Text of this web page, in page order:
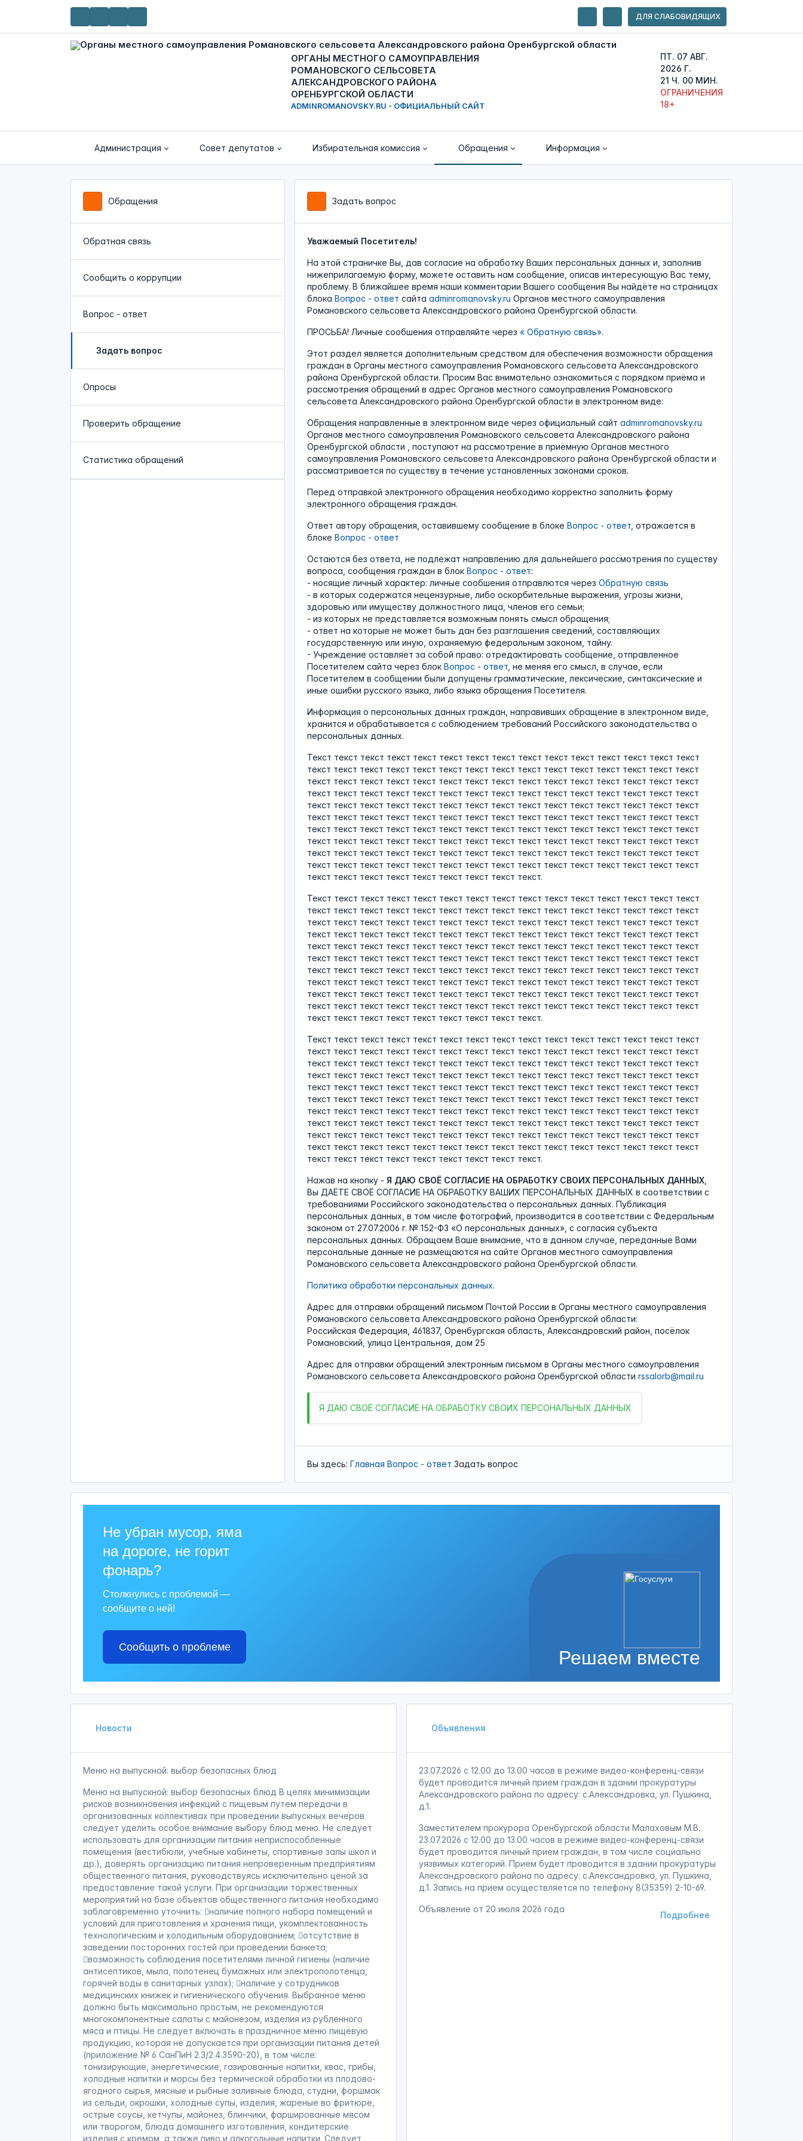
ДЛЯ СЛАБОВИДЯЩИХ
ОРГАНЫ МЕСТНОГО САМОУПРАВЛЕНИЯ
РОМАНОВСКОГО СЕЛЬСОВЕТА
АЛЕКСАНДРОВСКОГО РАЙОНА
ОРЕНБУРГСКОЙ ОБЛАСТИ
ADMINROMANOVSKY.RU - ОФИЦИАЛЬНЫЙ САЙТ
ПТ. 07 АВГ.
2026 Г.
21 Ч. 00 МИН.
ОГРАНИЧЕНИЯ
18+
Администрация Совет депутатов Избирательная комиссия Обращения Информация
Обращения
Обратная связь
Сообщить о коррупции
Вопрос - ответ
Задать вопрос
Опросы
Проверить обращение
Статистика обращений
Задать вопрос
Уважаемый Посетитель!
На этой страничке Вы, дав согласие на обработку Ваших персональных данных и, заполнив
нижеприлагаемую форму, можете оставить нам сообщение, описав интересующую Вас тему,
проблему. В ближайшее время наши комментарии Вашего сообщения Вы найдёте на страницах
блока Вопрос - ответ сайта adminromanovsky.ru Органов местного самоуправления
Романовского сельсовета Александровского района Оренбургской области.
ПРОСЬБА! Личные сообшения отправляйте через «Обратную связь».
Этот раздел является дополнительным средством для обеспечения возможности обращения
граждан в Органы местного самоуправления Романовского сельсовета Александровского
района Оренбургской области. Просим Вас внимательно ознакомиться с порядком приёма и
рассмотрения обращений в адрес Органов местного самоуправления Романовского
сельсовета Александровского района Оренбургской области в электронном виде:
Обращения направленные в электронном виде через официальный сайт adminromanovsky.ru
Органов местного самоуправления Романовского сельсовета Александровского района
Оренбургской области , поступают на рассмотрение в приёмную Органов местного
самоуправления Романовского сельсовета Александровского района Оренбургской области и
рассматривается по существу в течение установленных законами сроков.
Перед отправкой электронного обращения необходимо корректно заполнить форму
электронного обращения граждан.
Ответ автору обращения, оставившему сообщение в блоке Вопрос - ответ, отражается в
блоке Вопрос - ответ
Остаются без ответа, не подлежат направлению для дальнейшего рассмотрения по существу
вопроса, сообщения граждан в блок Вопрос - ответ:
- носящие личный характер: личные сообшения отправлются через Обратную связь
- в которых содержатся нецензурные, либо оскорбительные выражения, угрозы жизни,
здоровью или имуществу должностного лица, членов его семьи;
- из которых не представляется возможным понять смысл обращения;
- ответ на которые не может быть дан без разглашения сведений, составляющих
государственную или иную, охраняемую федеральным законом, тайну.
- Учреждение оставляет за собой право: отредактировать сообщение, отправленное
Посетителем сайта через блок Вопрос - ответ, не меняя его смысл, в случае, если
Посетителем в сообщении были допущены грамматические, лексические, синтаксические и
иные ошибки русского языка, либо языка обращения Посетителя.
Информация о персональных данных граждан, направивших обращение в электронном виде,
хранится и обрабатывается с соблюдением требований Российского законодательства о
персональных данных.
Текст текст текст текст текст текст текст текст текст текст текст текст текст текст текст
текст текст текст текст текст текст текст текст текст текст текст текст текст текст текст
текст текст текст текст текст текст текст текст текст текст текст текст текст текст текст
текст текст текст текст текст текст текст текст текст текст текст текст текст текст текст
текст текст текст текст текст текст текст текст текст текст текст текст текст текст текст
текст текст текст текст текст текст текст текст текст текст текст текст текст текст текст
текст текст текст текст текст текст текст текст текст текст текст текст текст текст текст
текст текст текст текст текст текст текст текст текст текст текст текст текст текст текст
текст текст текст текст текст текст текст текст текст текст текст текст текст текст текст
текст текст текст текст текст текст текст текст текст текст текст текст текст текст текст
текст текст текст текст текст текст текст текст текст.
Текст текст текст текст текст текст текст текст текст текст текст текст текст текст текст
текст текст текст текст текст текст текст текст текст текст текст текст текст текст текст
текст текст текст текст текст текст текст текст текст текст текст текст текст текст текст
текст текст текст текст текст текст текст текст текст текст текст текст текст текст текст
текст текст текст текст текст текст текст текст текст текст текст текст текст текст текст
текст текст текст текст текст текст текст текст текст текст текст текст текст текст текст
текст текст текст текст текст текст текст текст текст текст текст текст текст текст текст
текст текст текст текст текст текст текст текст текст текст текст текст текст текст текст
текст текст текст текст текст текст текст текст текст текст текст текст текст текст текст
текст текст текст текст текст текст текст текст текст текст текст текст текст текст текст
текст текст текст текст текст текст текст текст текст.
Текст текст текст текст текст текст текст текст текст текст текст текст текст текст текст
текст текст текст текст текст текст текст текст текст текст текст текст текст текст текст
текст текст текст текст текст текст текст текст текст текст текст текст текст текст текст
текст текст текст текст текст текст текст текст текст текст текст текст текст текст текст
текст текст текст текст текст текст текст текст текст текст текст текст текст текст текст
текст текст текст текст текст текст текст текст текст текст текст текст текст текст текст
текст текст текст текст текст текст текст текст текст текст текст текст текст текст текст
текст текст текст текст текст текст текст текст текст текст текст текст текст текст текст
текст текст текст текст текст текст текст текст текст текст текст текст текст текст текст
текст текст текст текст текст текст текст текст текст текст текст текст текст текст текст
текст текст текст текст текст текст текст текст текст.
Нажав на кнопку - Я ДАЮ СВОЁ СОГЛАСИЕ НА ОБРАБОТКУ СВОИХ ПЕРСОНАЛЬНЫХ ДАННЫХ,
Вы ДАЁТЕ СВОЁ СОГЛАСИЕ НА ОБРАБОТКУ ВАШИХ ПЕРСОНАЛЬНЫХ ДАННЫХ в соответствии с
требованиями Российского законодательства о персональных данных. Публикация
персональных данных, в том числе фотографий, производится в соответствии с Федеральным
законом от 27.07.2006 г. № 152-ФЗ «О персональных данных», с согласия субъекта
персональных данных. Обращаем Ваше внимание, что в данном случае, переданные Вами
персональные данные не размещаются на сайте Органов местного самоуправления
Романовского сельсовета Александровского района Оренбургской области.
Политика обработки персональных данных.
Адрес для отправки обращений письмом Почтой России в Органы местного самоуправления
Романовского сельсовета Александровского района Оренбургской области:
Российская Федерация, 461837, Оренбургская область, Александровский район, посёлок
Романовский, улица Центральная, дом 25
Адрес для отправки обращений электронным письмом в Органы местного самоуправления
Романовского сельсовета Александровского района Оренбургской области rssalorb@mail.ru
Я ДАЮ СВОЁ СОГЛАСИЕ НА ОБРАБОТКУ СВОИХ ПЕРСОНАЛЬНЫХ ДАННЫХ
Вы здесь: Главная Вопрос - ответ Задать вопрос
Решаем вместе
Не убран мусор, яма
на дороге, не горит
фонарь?
Столкнулись с проблемой —
сообщите о ней!
Сообщить о проблеме
Новости
Меню на выпускной: выбор безопасных блюд
Меню на выпускной: выбор безопасных блюд В целях минимизации
рисков возникновения инфекций с пищевым путем передачи в
организованных коллективах при проведении выпускных вечеров
следует уделить особое внимание выбору блюд меню. Не следует
использовать для организации питания неприспособленные
помещения (вестибюли, учебные кабинеты, спортивные залы школ и
др.), доверять организацию питания непроверенным предприятиям
общественного питания, руководствуясь исключительно ценой за
предоставление такой услуги. При организации торжественных
мероприятий на базе объектов общественного питания необходимо
заблаговременно уточнить: наличие полного набора помещений и
условий для приготовления и хранения пищи, укомплектованность
технологическим и холодильным оборудованием; отсутствие в
заведении посторонних гостей при проведении банкета;
возможность соблюдения посетителями личной гигиены (наличие
антисептиков, мыла, полотенец бумажных или электрополотенца,
горячей воды в санитарных узлах); наличие у сотрудников
медицинских книжек и гигиенического обучения. Выбранное меню
должно быть максимально простым, не рекомендуются
многокомпонентные салаты с майонезом, изделия из рубленного
мяса и птицы. Не следует включать в праздничное меню пищевую
продукцию, которая не допускается при организации питания детей
(приложение № 6 СанПиН 2.3/2.4.3590-20), в том числе:
тонизирующие, энергетические, газированные напитки, квас, грибы,
холодные напитки и морсы без термической обработки из плодово-
ягодного сырья, мясные и рыбные заливные блюда, студни, форшмак
из сельди, окрошки, холодные супы, изделия, жареные во фритюре,
острые соусы, кетчупы, майонез, блинчики, фаршированные мясом
или творогом, блюда домашнего изготовления, кондитерские
изделия с кремом, а также пиво и алкогольные напитки. Следует
Объявления
23.07.2026 с 12.00 до 13.00 часов в режиме видео-конференц-связи
будет проводится личный прием граждан в здании прокуратуры
Александровского района по адресу: с.Александровка, ул. Пушкина,
д.1.
Заместителем прокурора Оренбургской области Малаховым М.В.
23.07.2026 с 12.00 до 13.00 часов в режиме видео-конференц-связи
будет проводится личный прием граждан, в том числе социально
уязвимых категорий. Прием будет проводится в здании прокуратуры
Александровского района по адресу: с.Александровка, ул. Пушкина,
д.1. Запись на прием осуществляется по телефону 8(35359) 2-10-69.
Подробнее
Объявление от 20 июля 2026 года